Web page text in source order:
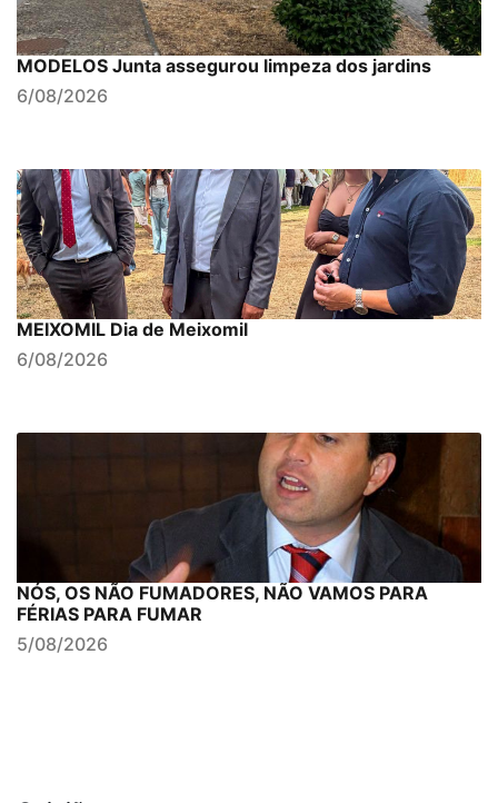
MODELOS Junta assegurou limpeza dos jardins
6/08/2026
MEIXOMIL Dia de Meixomil
6/08/2026
NÓS, OS NÃO FUMADORES, NÃO VAMOS PARA
FÉRIAS PARA FUMAR
5/08/2026